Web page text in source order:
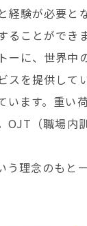
経験が必要
ことができま
ーに、世界
を提供してい
います。重い
OJT（職場内
う理念のも